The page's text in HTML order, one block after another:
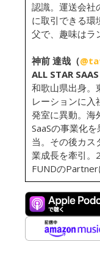
認識。運送会社
に取引できる環
父で、趣味はラ
神前 達哉（
ALL STAR
和歌山県出身。
レーションに入
発室に異動。海
SaaSの事業化
当。その後カス
業成長を牽引。
FUNDのPartner